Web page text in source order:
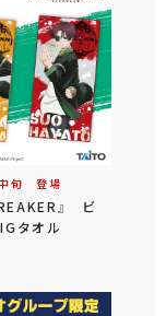
旬 登場
』 ビ
タオル